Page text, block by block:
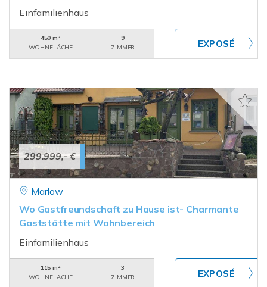
Einfamilienhaus
450 m²
WOHNFLÄCHE
9
ZIMMER
299.999,- €
Marlow
Wo Gastfreundschaft zu Hause ist- Charmante
Gaststätte mit Wohnbereich
Einfamilienhaus
115 m²
WOHNFLÄCHE
3
ZIMMER